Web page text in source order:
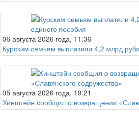
06 августа 2026 года, 11:36
Курским семьям выплатили 4,2 млрд
05 августа 2026 года, 19:21
Хинштейн сообщил о возвращении